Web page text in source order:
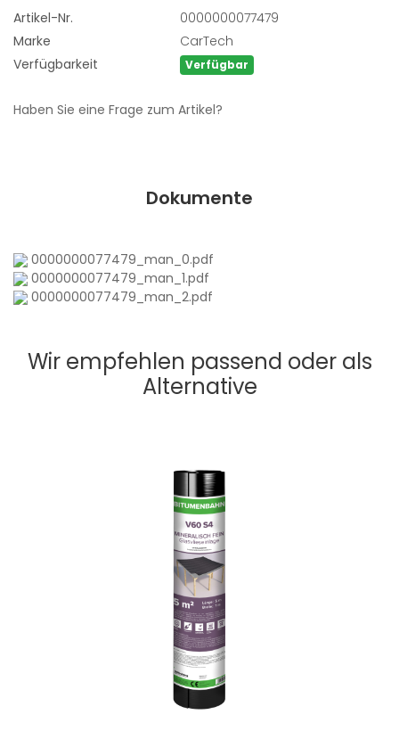
Artikel-Nr.
0000000077479
Marke
CarTech
Verfügbarkeit
Verfügbar
Haben Sie eine Frage zum Artikel?
Dokumente
0000000077479_man_0.pdf
0000000077479_man_1.pdf
0000000077479_man_2.pdf
Wir empfehlen passend oder als
Alternative